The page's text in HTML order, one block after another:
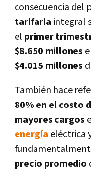
consecuencia del
tarifaria integral
el primer
$8.650 millones
$4.015 millones
También hace
80% en el costo
mayores cargos
energí­a eléctrica
precio promedio